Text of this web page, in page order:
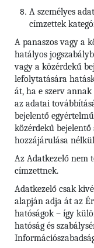
A személyes
címzettek
A panaszos vagy a
hatályos
vagy a közérdekű
lefolytatására
át, ha e szerv
az adatai
bejelentő
közérdekű bejelentő
hozzájárulása
Az Adatkezelő nem
címzettnek.
Adatkezelő csak
alapján adja át az
hatóságok – így
hatóság és